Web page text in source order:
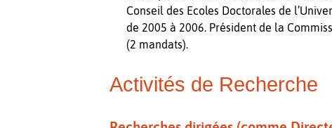
Conseil des Ecoles Doctorales de
de 2005 à 2006. Président de la
(2 mandats).
Activités de Recherche